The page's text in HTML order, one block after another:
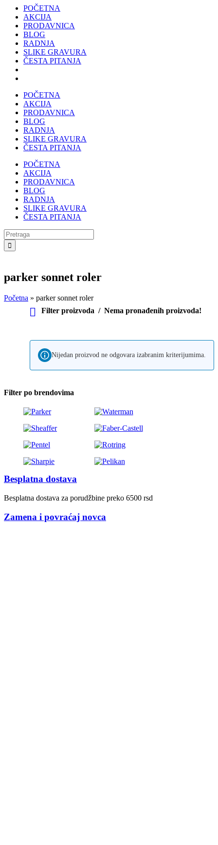
POČETNA
AKCIJA
PRODAVNICA
BLOG
RADNJA
SLIKE GRAVURA
ČESTA PITANJA
POČETNA
AKCIJA
PRODAVNICA
BLOG
RADNJA
SLIKE GRAVURA
ČESTA PITANJA
POČETNA
AKCIJA
PRODAVNICA
BLOG
RADNJA
SLIKE GRAVURA
ČESTA PITANJA
Search
for:
parker sonnet roler
Početna » parker sonnet roler
Filter proizvoda
Nema pronađenih proizvoda!
Nijedan proizvod ne odgovara izabranim kriterijumima.
Filter po brendovima
Besplatna dostava
Besplatna dostava za porudžbine preko 6500 rsd
Zamena i povraćaj novca